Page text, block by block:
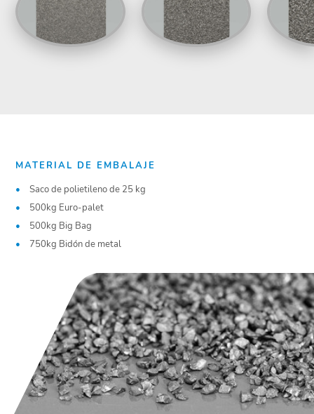
MATERIAL DE EMBALAJE
Saco de polietileno de 25 kg
500kg Euro-palet
500kg Big Bag
750kg Bidón de metal